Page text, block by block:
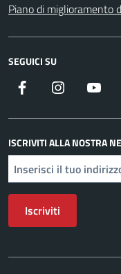
Piano di miglioramento
SEGUICI SU
Facebook Instagram
ISCRIVITI ALLA NOSTRA